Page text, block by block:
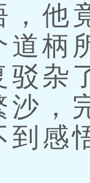
，他
道柄
驳杂
沙，
到感